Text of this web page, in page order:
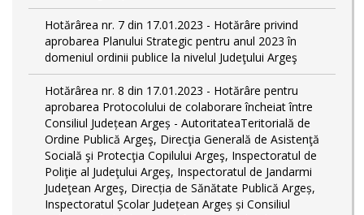
Hotărârea nr. 7 din 17.01.2023 - Hotărâre privind
aprobarea Planului Strategic pentru anul 2023 în
domeniul ordinii publice la nivelul Judeţului Argeş
Hotărârea nr. 8 din 17.01.2023 - Hotărâre pentru
aprobarea Protocolului de colaborare încheiat între
Consiliul Județean Argeș - AutoritateaTeritorială de
Ordine Publică Argeş, Direcţia Generală de Asistenţă
Socială şi Protecţia Copilului Argeş, Inspectoratul de
Poliţie al Judeţului Argeş, Inspectoratul de Jandarmi
Judeţean Argeş, Direcția de Sănătate Publică Argeș,
Inspectoratul Școlar Județean Argeș și Consiliul